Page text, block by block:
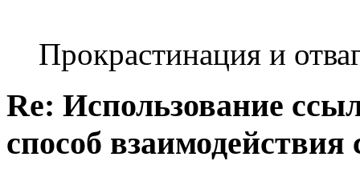
Прокрастинация и
Re: Использование
способ взаимодействия